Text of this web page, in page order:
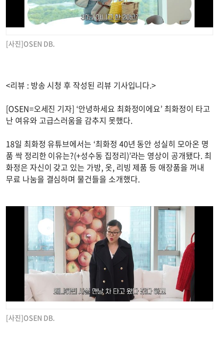
[사진]OSEN DB.
<리뷰 : 방송 시청 후 작성된 리뷰 기사입니다.>
[OSEN=오세진 기자] ‘안녕하세요 최화정이에요’ 최화정이 타고
난 여유와 고급스러움을 감추지 못했다.
18일 최화정 유튜브에서는 ‘최화정 40년 동안 성실히 모아온 명
품 싹 정리한 이유는?(+성수동 집정리)’라는 영상이 공개됐다. 최
화정은 자신이 갖고 있는 가방, 옷, 리빙 제품 등 애장품을 꺼내
무료 나눔을 결심하며 물건들을 소개했다.
[사진]OSEN DB.